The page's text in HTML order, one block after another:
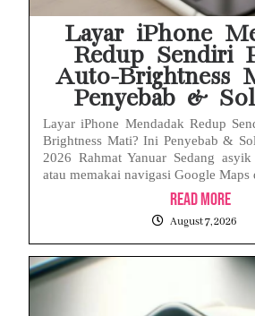
Layar iPhone
Redup Sendiri
Auto-Brightness
Penyebab &
Layar iPhone Mendadak Redup
Brightness Mati? Ini Penyebab &
2026 Rahmat Yanuar Sedang
atau memakai navigasi Google Maps
Read More
August 7, 2026